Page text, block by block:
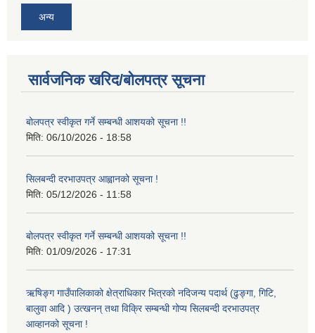
अन्य
सार्वजनिक खरिद/बोलपत्र सूचना
बोलपत्र स्वीकृत गर्ने सम्बन्धी आशयको सूचना !!
मिति: 06/10/2026 - 18:58
सिलबन्दी दरभाउपत्र आह्वानको सूचना !
मिति: 05/12/2026 - 11:58
बोलपत्र स्वीकृत गर्ने सम्बन्धी आशयको सूचना !!
मिति: 01/09/2026 - 17:31
ऋषिङ्ग गाउँपालिकाको क्षेत्राधिकार भित्रको नदिजन्य पदार्थ (ढुङ्गा, गिटि,
बालुवा आदि ) उत्खनन् तथा विक्रि सम्बन्धी गोप्य सिलबन्दी दरभाउपत्र
आव्हानको सूचना !